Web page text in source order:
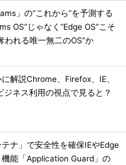
」の“これから”を予測する
OS”じゃなく“Edge OS”こそ
われる唯一無二のOS”か
解説Chrome、Firefox、IE、
ネス利用の視点で見ると？
テナ」で安全性を確保IEやEdge
能「Application Guard」の